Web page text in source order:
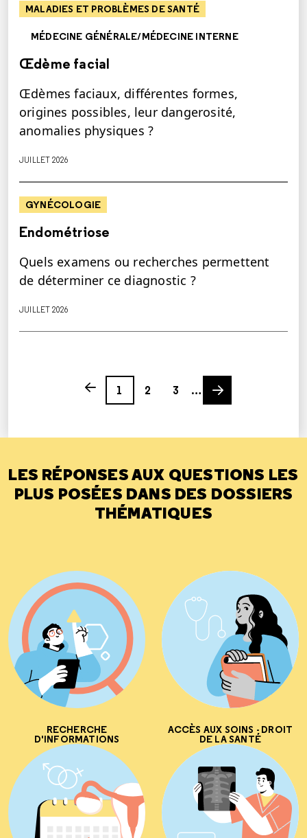
MALADIES ET PROBLÈMES DE SANTÉ
MÉDECINE GÉNÉRALE/MÉDECINE INTERNE
Œdème facial
Œdèmes faciaux, différentes formes,
origines possibles, leur dangerosité,
anomalies physiques ?
JUILLET 2026
GYNÉCOLOGIE
Endométriose
Quels examens ou recherches permettent
de déterminer ce diagnostic ?
JUILLET 2026
Previous page
Page
1
Page
2
3
…
Next page
LES RÉPONSES AUX QUESTIONS LES
PLUS POSÉES DANS DES DOSSIERS
THÉMATIQUES
RECHERCHE
D'INFORMATIONS
ACCÈS AUX SOINS - DROIT
DE LA SANTÉ